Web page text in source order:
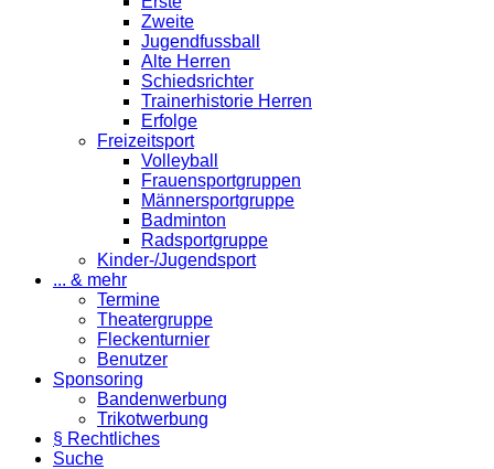
Zweite
Jugendfussball
Alte Herren
Schiedsrichter
Trainerhistorie Herren
Erfolge
Freizeitsport
Volleyball
Frauensportgruppen
Männersportgruppe
Badminton
Radsportgruppe
Kinder-/Jugendsport
... & mehr
Termine
Theatergruppe
Fleckenturnier
Benutzer
Sponsoring
Bandenwerbung
Trikotwerbung
§ Rechtliches
Suche